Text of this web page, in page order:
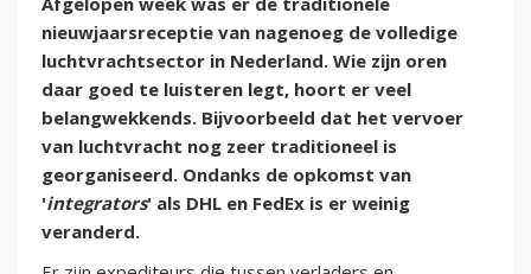
nieuwjaarsreceptie van nagenoeg de volledige
luchtvrachtsector in Nederland. Wie zijn oren
daar goed te luisteren legt, hoort er veel
belangwekkends. Bijvoorbeeld dat het vervoer
van luchtvracht nog zeer traditioneel is
georganiseerd. Ondanks de opkomst van
'integrators' als DHL en FedEx is er weinig
veranderd.